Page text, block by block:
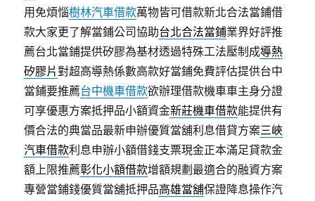
用免煩惱樹林汽車借款萬物皆可借款新北合法當鋪借
款大家更了解當鋪公司協助台北合法當鋪業界好評推
薦台北當鋪提供矽膠為基材透過特殊工法壓制成導熱
矽膠片對超高導熱係數高款好當鋪免費評估提供台中
當鋪要推薦台中機車借款欲辦理借款機車車主身分證
可享優惠方案抵押品小額資金新莊機車借款能提供有
價合法的典當品最新申辦優質當舖利息借貸方案三峽
汽車借款利息申辦小額借錢支票現金正本滿足貸款金
額上限推薦彰化小額借款增額規劃最適合的融資方案
專營當鋪錢優質當舖抵押品高雄當舖保證降息操作汽